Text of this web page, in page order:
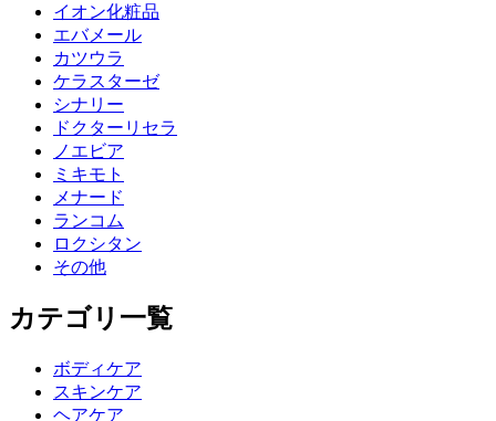
イオン化粧品
エバメール
カツウラ
ケラスターゼ
シナリー
ドクターリセラ
ノエビア
ミキモト
メナード
ランコム
ロクシタン
その他
カテゴリ一覧
ボディケア
スキンケア
ヘアケア